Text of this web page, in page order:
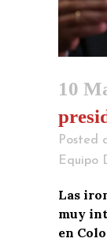
10
Posted
Equipo
Las
muy
en